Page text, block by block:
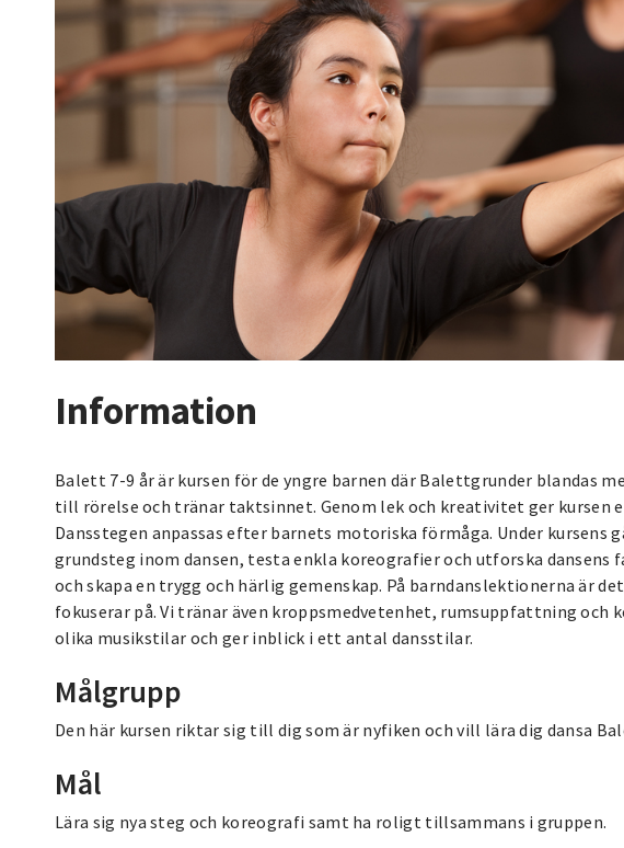
Information
Balett 7-9 år är kursen för de yngre barnen där Balettgrunder blandas
till rörelse och tränar taktsinnet. Genom lek och kreativitet ger kursen
Dansstegen anpassas efter barnets motoriska förmåga. Under kursens
grundsteg inom dansen, testa enkla koreografier och utforska
och skapa en trygg och härlig gemenskap. På barndanslektionerna är
fokuserar på. Vi tränar även kroppsmedvetenhet, rumsuppfattning och
olika musikstilar och ger inblick i ett antal dansstilar.
Målgrupp
Den här kursen riktar sig till dig som är nyfiken och vill lära dig dansa
Mål
Lära sig nya steg och koreografi samt ha roligt tillsammans i gruppen.